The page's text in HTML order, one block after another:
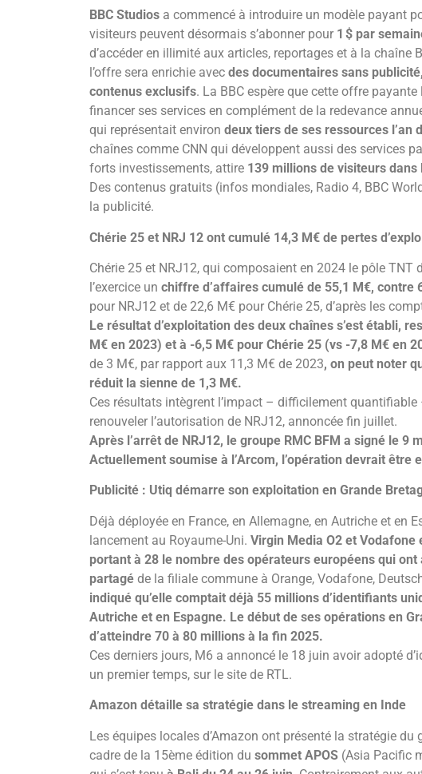
BBC Studios a commencé à introduire un modèle payant
visiteurs peuvent désormais s’abonner pour 1 $ par
d’accéder en illimité aux articles, reportages et à la chaîne
l’offre sera enrichie avecdes documentaires sans
contenus exclusifs. La BBC espère que cette offre
financer ses services en complément de la redevance
qui représentait environdeux tiers de ses ressources l’an
chaînes comme CNN qui développent aussi des services
forts investissements, attire 139 millions de visiteurs dans
Des contenus gratuits (infos mondiales, Radio 4, BBC
la publicité.
Chérie 25 et NRJ 12 ont cumulé 14,3 M€ de pertes
Chérie 25 et NRJ12, qui composaient en 2024 le pôle TNT
l’exercice unchiffre d’affaires cumulé de 55,1 M€, contre
pour NRJ12 et de 22,6 M€ pour Chérie 25, d’après les
Le résultat d’exploitation des deux chaînes s’est établi,
M€ en 2023) et à -6,5 M€ pour Chérie 25 (vs -7,8 M€ en
de 3 M€, par rapport aux 11,3 M€ de 2023, on peut noter
réduit la sienne de 1,3 M€.
Ces résultats intègrent l’impact – difficilement quantifiable
renouveler l’autorisation de NRJ12, annoncée fin juillet.
Après l’arrêt de NRJ12, le groupe RMC BFM a signé le 9
Actuellement soumise à l’Arcom, l’opération devrait être
Publicité : Utiq démarre son exploitation en Grande
Déjà déployée en France, en Allemagne, en Autriche et en
lancement au Royaume-Uni.Virgin Media O2 et
portant à 28 le nombre des opérateurs européens qui
partagé de la filiale commune à Orange, Vodafone,
indiqué qu’elle comptait déjà 55 millions d’identifiants
Autriche et en Espagne. Le début de ses opérations en
d’atteindre 70 à 80 millions à la fin 2025.
Ces derniers jours, M6 a annoncé le 18 juin avoir adopté
un premier temps, sur le site de RTL.
Amazon détaille sa stratégie dans le streaming en Inde
Les équipes locales d’Amazon ont présenté la stratégie
cadre de la 15ème édition dusommet APOS (Asia Pacific